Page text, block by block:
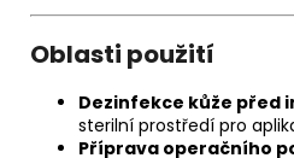
Oblasti použití
Dezinfekce kůže před
sterilní prostředí pro
Příprava operačního